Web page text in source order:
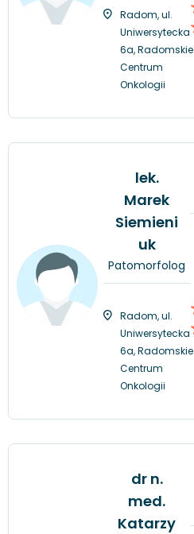
Radom, ul.
Uniwersytecka
6a, Radomskie
Centrum
Onkologii
lek.
Marek
Siemieni
uk
Patomorfolog
Radom, ul.
Uniwersytecka
6a, Radomskie
Centrum
Onkologii
dr n.
med.
Katarzy